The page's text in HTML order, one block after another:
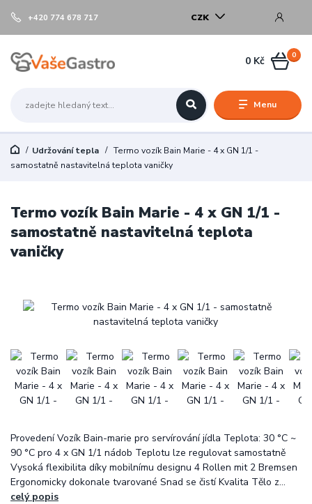
Menu
CZK
+420 774 678 717
0
0 Kč
Udržování tepla
Termo vozík Bain Marie - 4 x GN 1/1 -
samostatně nastavitelná teplota vaničky
Termo vozík Bain Marie - 4 x GN 1/1 -
samostatně nastavitelná teplota
vaničky
Provedení Vozík Bain-marie pro servírování jídla Teplota: 30 °C ~
90 °C pro 4 x GN 1/1 nádob Teplotu lze regulovat samostatně
Vysoká flexibilita díky mobilnímu designu 4 Rollen mit 2 Bremsen
Ergonomicky dokonale tvarované Snad se čistí Kvalita Tělo z...
celý popis